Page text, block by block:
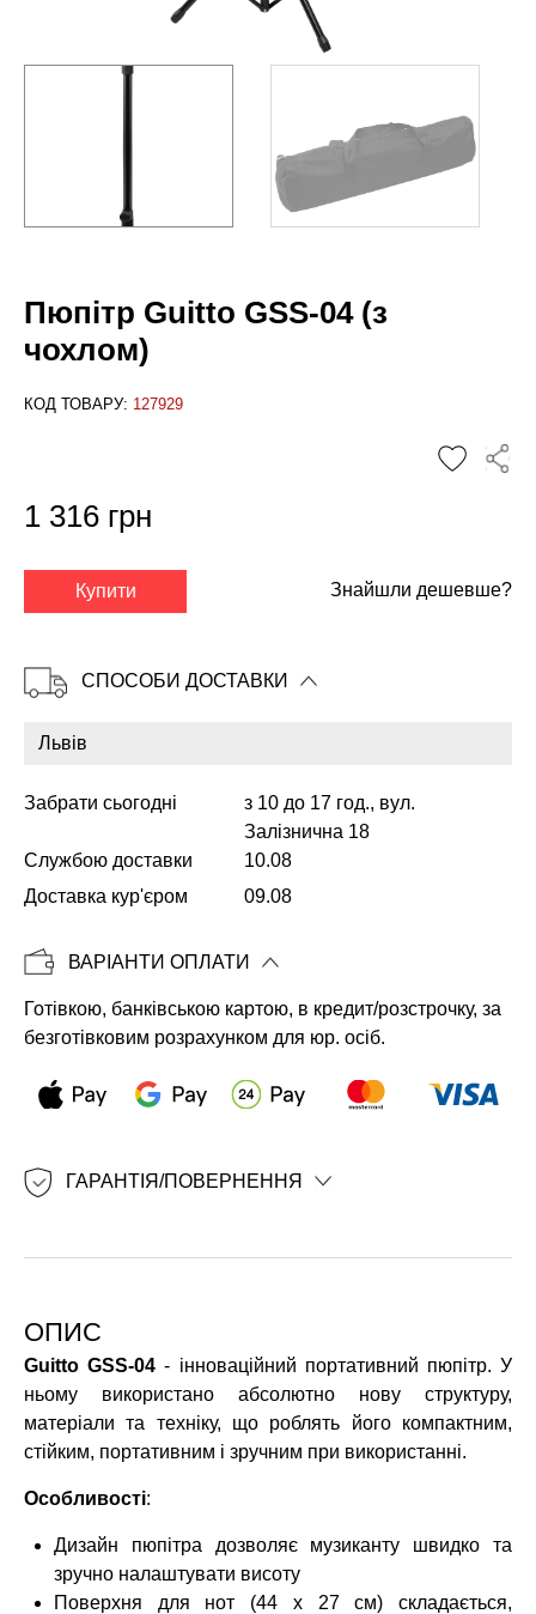
Пюпітр Guitto GSS-04 (з
чохлом)
КОД ТОВАРУ: 127929
✕
Копіювати
1 316 грн
Купити Знайшли дешевше?
СПОСОБИ ДОСТАВКИ
Забрати сьогодні
з 10 до 17 год., вул.
Залізнична 18
Службою доставки
10.08
Доставка кур'єром
09.08
ВАРІАНТИ ОПЛАТИ
Готівкою, банківською картою, в кредит/розстрочку, за
безготівковим розрахунком для юр. осіб.
ГАРАНТІЯ/ПОВЕРНЕННЯ
ОПИС
Guitto GSS-04 - інноваційний портативний пюпітр. У
ньому використано абсолютно нову структуру,
матеріали та техніку, що роблять його компактним,
стійким, портативним і зручним при використанні.
Особливості:
Дизайн пюпітра дозволяє музиканту швидко та
зручно налаштувати висоту
Поверхня для нот (44 x 27 см) складається,